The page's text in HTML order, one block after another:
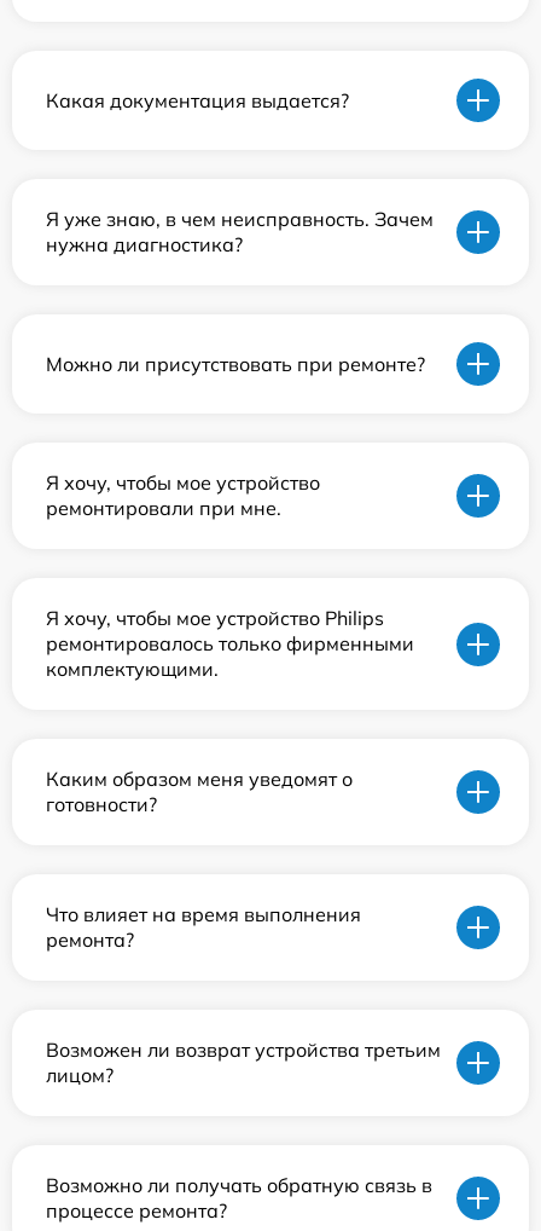
Какая документация выдается?
Я уже знаю, в чем неисправность. Зачем
нужна диагностика?
Можно ли присутствовать при ремонте?
Я хочу, чтобы мое устройство
ремонтировали при мне.
Я хочу, чтобы мое устройство Philips
ремонтировалось только фирменными
комплектующими.
Каким образом меня уведомят о
готовности?
Что влияет на время выполнения
ремонта?
Возможен ли возврат устройства третьим
лицом?
Возможно ли получать обратную связь в
процессе ремонта?